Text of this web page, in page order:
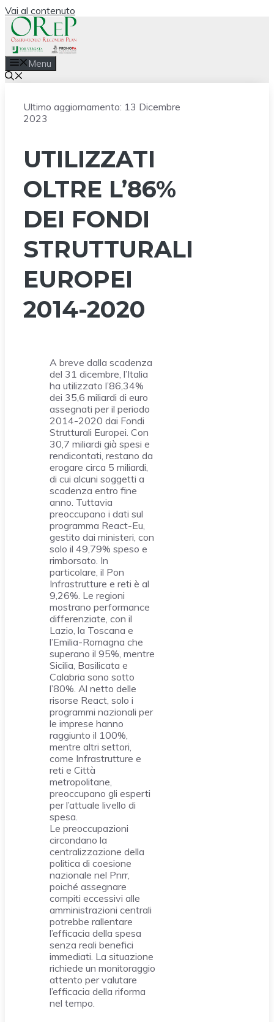
Vai al contenuto
Menu
Ultimo aggiornamento: 13 Dicembre
2023
UTILIZZATI
OLTRE L’86%
DEI FONDI
STRUTTURALI
EUROPEI
2014-2020
A breve dalla scadenza
del 31 dicembre, l’Italia
ha utilizzato l’86,34%
dei 35,6 miliardi di euro
assegnati per il periodo
2014-2020 dai Fondi
Strutturali Europei. Con
30,7 miliardi già spesi e
rendicontati, restano da
erogare circa 5 miliardi,
di cui alcuni soggetti a
scadenza entro fine
anno. Tuttavia
preoccupano i dati sul
programma React-Eu,
gestito dai ministeri, con
solo il 49,79% speso e
rimborsato. In
particolare, il Pon
Infrastrutture e reti è al
9,26%. Le regioni
mostrano performance
differenziate, con il
Lazio, la Toscana e
l’Emilia-Romagna che
superano il 95%, mentre
Sicilia, Basilicata e
Calabria sono sotto
l’80%. Al netto delle
risorse React, solo i
programmi nazionali per
le imprese hanno
raggiunto il 100%,
mentre altri settori,
come Infrastrutture e
reti e Città
metropolitane,
preoccupano gli esperti
per l’attuale livello di
spesa.
Le preoccupazioni
circondano la
centralizzazione della
politica di coesione
nazionale nel Pnrr,
poiché assegnare
compiti eccessivi alle
amministrazioni centrali
potrebbe rallentare
l’efficacia della spesa
senza reali benefici
immediati. La situazione
richiede un monitoraggio
attento per valutare
l’efficacia della riforma
nel tempo.